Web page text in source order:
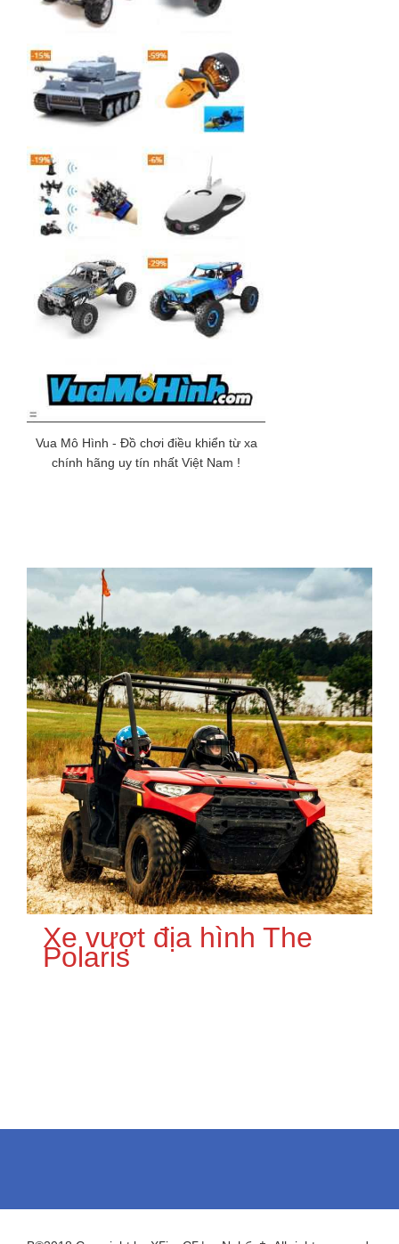
Vua Mô Hình - Đồ chơi điều khiển từ xa
chính hãng uy tín nhất Việt Nam !
Xe vượt địa hình The
Polaris